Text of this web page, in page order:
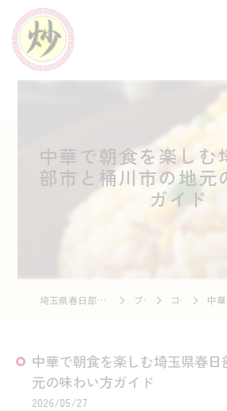
中華で朝食を楽しむ
部市と桶川市の地元
ガイド
埼玉県春日部の中華なら中華市場 炒 ブログ コラム 中華で朝
中華で朝食を楽しむ埼玉県春
元の味わい方ガイド
2026/05/27